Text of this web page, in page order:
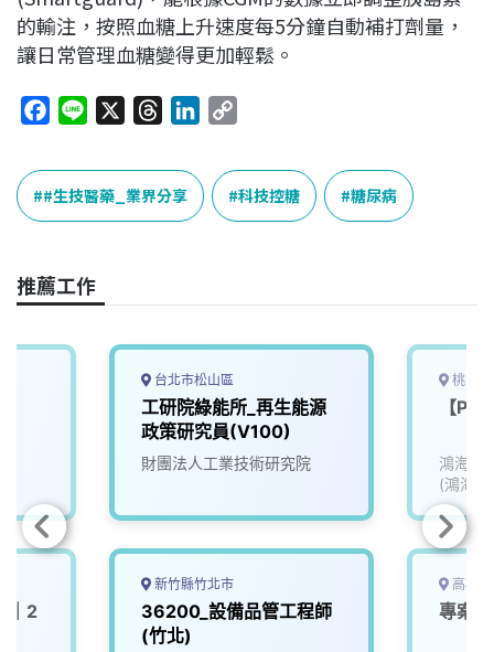
的輸注，按照血糖上升速度每5分鐘自動補打劑量，
讓日常管理血糖變得更加輕鬆。
c
e
b
o
k
n
e
r
e
a
k
n
p
y
L
k
#生技醫藥_業界分享 科技控糖 糖尿病
推薦工作
｜2
台北市松山區
工研院綠能所_再生能源
政策研究員(V100)
財團法人工業技術研究院
新竹縣竹北市
36200_設備品管工程師
(竹北)
桃園
【
鴻海精
(鴻海)
高雄
專案